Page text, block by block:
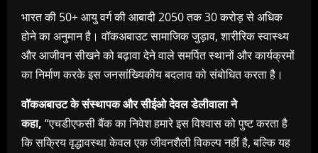
भारत की 50+ आयु वर्ग की आबादी 2050 तक 30 करोड़ से अधिक
होने का अनुमान है। वॉकअबाउट सामाजिक जुड़ाव, शारीरिक स्वास्थ्य
और आजीवन सीखने को बढ़ावा देने वाले समर्पित स्थानों और कार्यक्रमों
का निर्माण करके इस जनसांख्यिकीय बदलाव को संबोधित करता है।
वॉकअबाउट के संस्थापक और सीईओ देवल डेलीवाला ने
कहा, “एचडीएफसी बैंक का निवेश हमारे इस विश्वास को पुष्ट करता है
कि सक्रिय वृद्धावस्था केवल एक जीवनशैली विकल्प नहीं है, बल्कि यह